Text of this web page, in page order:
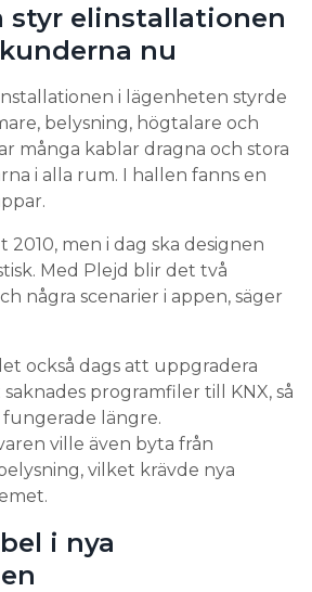
styr elinstallationen
nu
i lägenheten styrde
belysning, högtalare och
många kablar dragna och stora
i alla rum. I hallen fanns en
2010, men i dag ska designen
Med Plejd blir det två
några scenarier i appen, säger
också dags att uppgradera
programfiler till KNX, så
fungerade längre.
ville även byta från
vilket krävde nya
i nya